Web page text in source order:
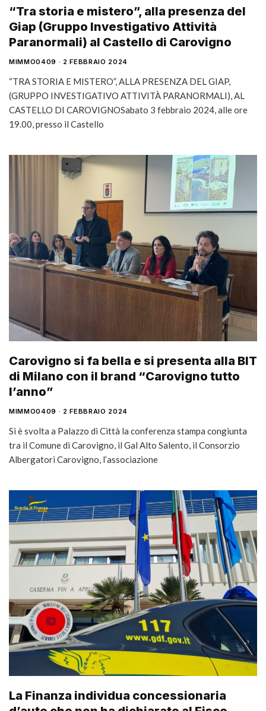
“Tra storia e mistero”, alla presenza del
Giap (Gruppo Investigativo Attività
Paranormali) al Castello di Carovigno
MIMMO0409 2 FEBBRAIO 2024
“TRA STORIA E MISTERO”, ALLA PRESENZA DEL GIAP,
(GRUPPO INVESTIGATIVO ATTIVITÀ PARANORMALI), AL
CASTELLO DI CAROVIGNOSabato 3 febbraio 2024, alle ore
19.00, presso il Castello
Carovigno si fa bella e si presenta alla BIT
di Milano con il brand “Carovigno tutto
l’anno”
MIMMO0409 2 FEBBRAIO 2024
Si è svolta a Palazzo di Città la conferenza stampa congiunta
tra il Comune di Carovigno, il Gal Alto Salento, il Consorzio
Albergatori Carovigno, l’associazione
La Finanza individua concessionaria